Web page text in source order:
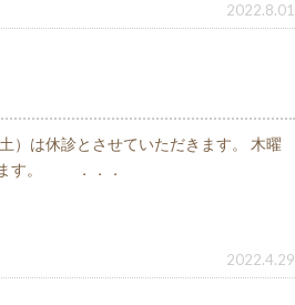
2022.8.01
は休診とさせていただきます。 木曜
ます。 ．．．
2022.4.29